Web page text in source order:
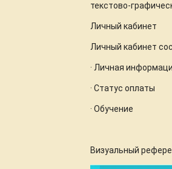
текстово-
Личный кабинет
Личный кабинет
· Личная
· Статус оплаты
· Обучение
Визуальный